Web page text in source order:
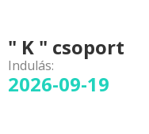
" K " csoport
Indulás:
2026-09-19